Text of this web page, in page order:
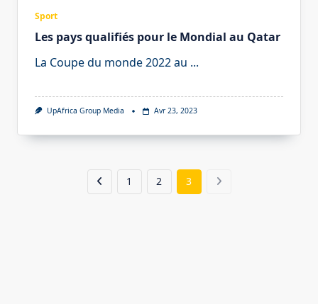
Sport
Les pays qualifiés pour le Mondial au Qatar
La Coupe du monde 2022 au ...
UpAfrica Group Media Avr 23, 2023
1 2 3